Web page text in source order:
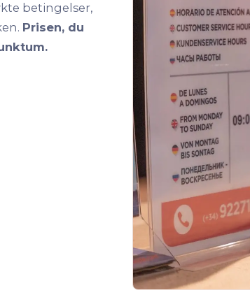
betingelser,
Prisen, du